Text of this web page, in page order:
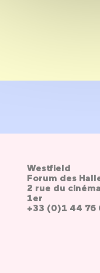
Westfield
Forum des
2 rue du
1er
+33 (0)1 44 76